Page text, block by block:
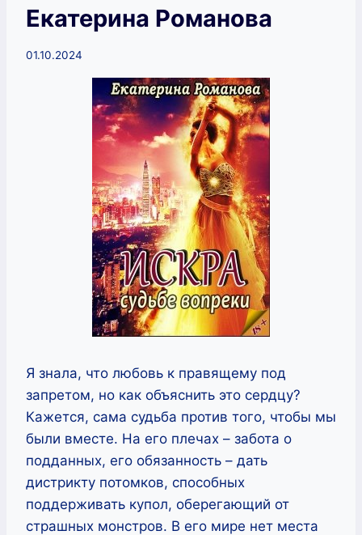
Екатерина Романова
01.10.2024
Я знала, что любовь к правящему под
запретом, но как объяснить это сердцу?
Кажется, сама судьба против того, чтобы мы
были вместе. На его плечах – забота о
подданных, его обязанность – дать
дистрикту потомков, способных
поддерживать купол, оберегающий от
страшных монстров. В его мире нет места